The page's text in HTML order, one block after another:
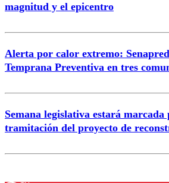
magnitud y el epicentro
Alerta por calor extremo:
Temprana Preventiva en tres
Semana legislativa estará
tramitación del proyecto de